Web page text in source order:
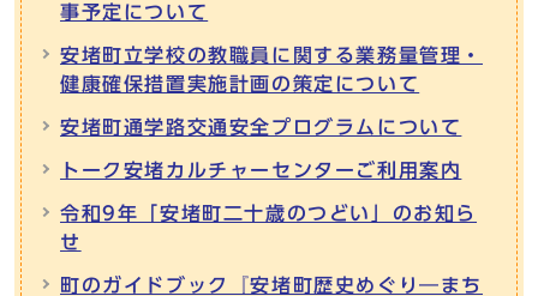
事予定について
安堵町立学校の教職員に関する業務量管理・
健康確保措置実施計画の策定について
安堵町通学路交通安全プログラムについて
トーク安堵カルチャーセンターご利用案内
令和9年「安堵町二十歳のつどい」のお知ら
せ
町のガイドブック『安堵町歴史めぐり―まち